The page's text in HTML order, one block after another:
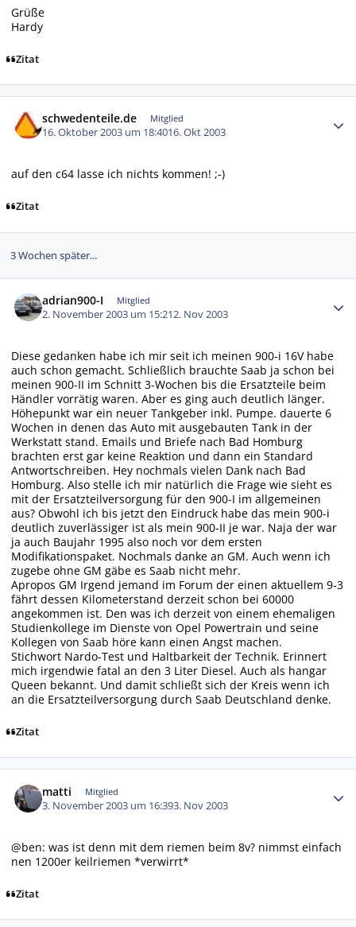
Grüße
Hardy
Zitat
schwedenteile.de Mitglied
16. Oktober 2003 um 18:4016. Okt 2003
auf den c64 lasse ich nichts kommen! ;-)
Zitat
3 Wochen später...
adrian900-I Mitglied
2. November 2003 um 15:212. Nov 2003
Diese gedanken habe ich mir seit ich meinen 900-i 16V habe
auch schon gemacht. Schließlich brauchte Saab ja schon bei
meinen 900-II im Schnitt 3-Wochen bis die Ersatzteile beim
Händler vorrätig waren. Aber es ging auch deutlich länger.
Höhepunkt war ein neuer Tankgeber inkl. Pumpe. dauerte 6
Wochen in denen das Auto mit ausgebauten Tank in der
Werkstatt stand. Emails und Briefe nach Bad Homburg
brachten erst gar keine Reaktion und dann ein Standard
Antwortschreiben. Hey nochmals vielen Dank nach Bad
Homburg. Also stelle ich mir natürlich die Frage wie sieht es
mit der Ersatzteilversorgung für den 900-I im allgemeinen
aus? Obwohl ich bis jetzt den Eindruck habe das mein 900-i
deutlich zuverlässiger ist als mein 900-II je war. Naja der war
ja auch Baujahr 1995 also noch vor dem ersten
Modifikationspaket. Nochmals danke an GM. Auch wenn ich
zugebe ohne GM gäbe es Saab nicht mehr.
Apropos GM Irgend jemand im Forum der einen aktuellem 9-3
fährt dessen Kilometerstand derzeit schon bei 60000
angekommen ist. Den was ich derzeit von einem ehemaligen
Studienkollege im Dienste von Opel Powertrain und seine
Kollegen von Saab höre kann einen Angst machen.
Stichwort Nardo-Test und Haltbarkeit der Technik. Erinnert
mich irgendwie fatal an den 3 Liter Diesel. Auch als hangar
Queen bekannt. Und damit schließt sich der Kreis wenn ich
an die Ersatzteilversorgung durch Saab Deutschland denke.
Zitat
matti Mitglied
3. November 2003 um 16:393. Nov 2003
@ben: was ist denn mit dem riemen beim 8v? nimmst einfach
nen 1200er keilriemen *verwirrt*
Zitat